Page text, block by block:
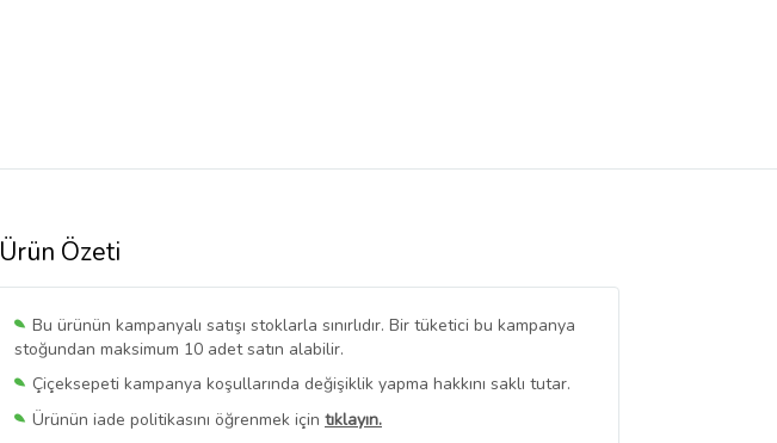
Ürün Özeti
Bu ürünün kampanyalı satışı stoklarla sınırlıdır. Bir tüketici bu kampanya
stoğundan maksimum 10 adet satın alabilir.
Çiçeksepeti kampanya koşullarında değişiklik yapma hakkını saklı tutar.
Ürünün iade politikasını öğrenmek için tıklayın.